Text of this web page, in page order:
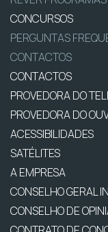
CONCURSOS
PERGUNTAS
CONTACTOS
CONTACTOS
PROVEDORA DO
PROVEDORA DO
ACESSIBILIDADES
SATÉLITES
A EMPRESA
CONSELHO GERAL
CONSELHO DE